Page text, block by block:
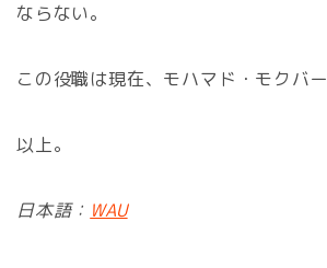
ならない。
この役職は現在、モハマド・モクバ
以上。
日本語： WAU